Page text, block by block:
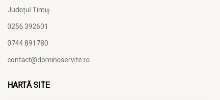
Județul Timiş
0256 392601
0744 891780
contact@dominoservite.ro
HARTĂ SITE